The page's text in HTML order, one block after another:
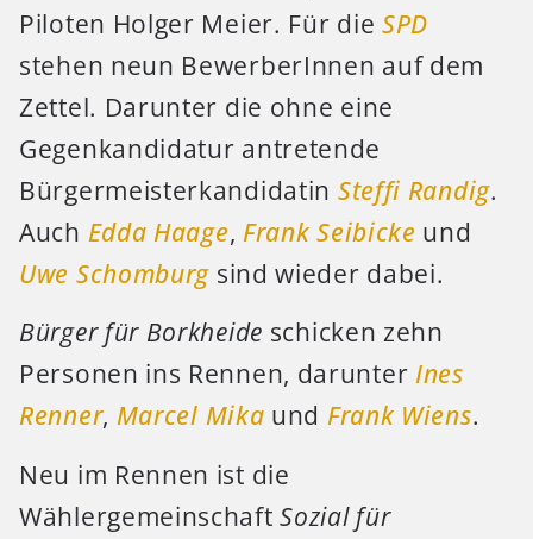
Piloten Holger Meier. Für dieSPD
stehen neun BewerberInnen auf dem
Zettel. Darunter die ohne eine
Gegenkandidatur antretende
Bürgermeisterkandidatin Steffi Randig.
Auch Edda Haage, Frank Seibicke und
Uwe Schomburg sind wieder dabei.
Bürger für Borkheide schicken zehn
Personen ins Rennen, darunter Ines
Renner, Marcel Mika und Frank Wiens.
Neu im Rennen ist die
WählergemeinschaftSozial für